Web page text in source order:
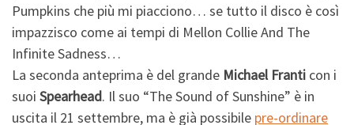
Pumpkins che più mi piacciono… se tutto il disco è così
impazzisco come ai tempi di Mellon Collie And The
Infinite Sadness…
La seconda anteprima è del grande Michael Franti con i
suoi Spearhead. Il suo “The Sound of Sunshine” è in
uscita il 21 settembre, ma è già possibile pre-ordinare